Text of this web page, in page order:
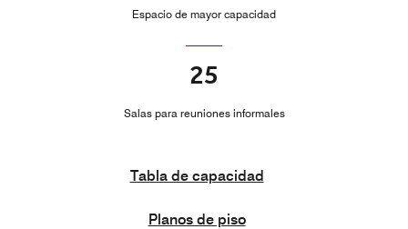
Espacio de mayor capacidad
25
Salas para reuniones informales
Tabla de capacidad
Planos de piso